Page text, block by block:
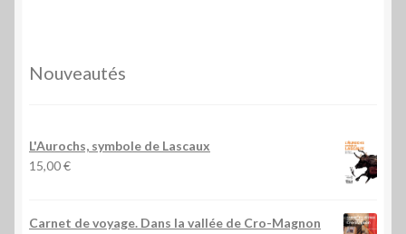
Nouveautés
L'Aurochs, symbole de Lascaux
15,00€
Carnet de voyage. Dans la vallée de Cro-Magnon